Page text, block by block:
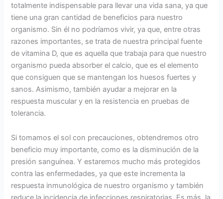
totalmente indispensable para llevar una vida sana, ya que
tiene una gran cantidad de beneficios para nuestro
organismo. Sin él no podríamos vivir, ya que, entre otras
razones importantes, se trata de nuestra principal fuente
de vitamina D, que es aquella que trabaja para que nuestro
organismo pueda absorber el calcio, que es el elemento
que consiguen que se mantengan los huesos fuertes y
sanos. Asimismo, también ayudar a mejorar en la
respuesta muscular y en la resistencia en pruebas de
tolerancia.
Si tomamos el sol con precauciones, obtendremos otro
beneficio muy importante, como es la disminución de la
presión sanguínea. Y estaremos mucho más protegidos
contra las enfermedades, ya que este incrementa la
respuesta inmunológica de nuestro organismo y también